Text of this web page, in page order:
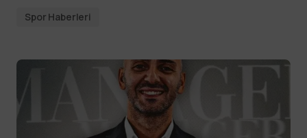
Spor Haberleri